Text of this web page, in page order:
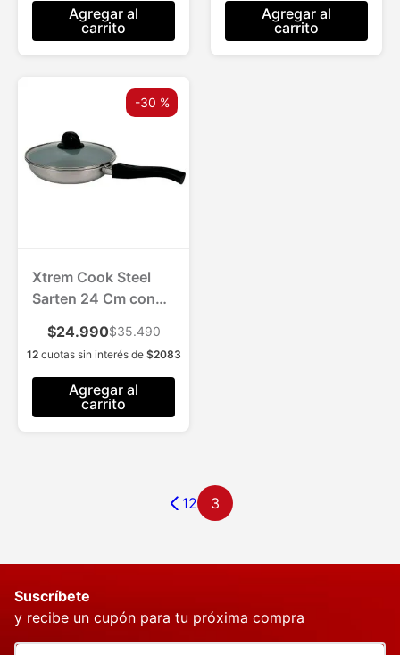
Agregar al
carrito
Agregar al
carrito
-30 %
Xtrem Cook Steel
Sarten 24 Cm con
$24.990$35.490
12cuotas sin interés de $2083
Agregar al
carrito
12 3
Suscríbete
y recibe un cupón para tu próxima compra